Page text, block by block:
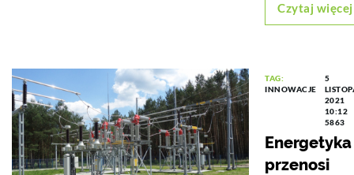
Czytaj więcej
TAG:
INNOWACJE
5
2021
10:12
5863
Energetyka
przenosi